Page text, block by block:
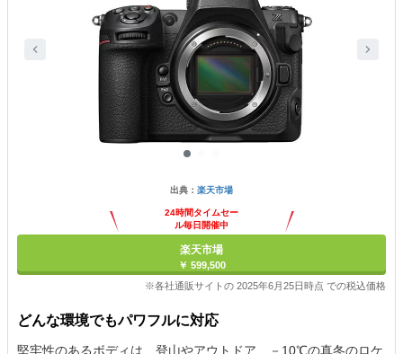
出典： 楽天市場
24時間タイムセー
ル毎日開催中
楽天市場
￥ 599,500
※各社通販サイトの 2025年6月25日時点 での税込価格
どんな環境でもパワフルに対応
堅牢性のあるボディは、登山やアウトドア、－10℃の真冬のロケ